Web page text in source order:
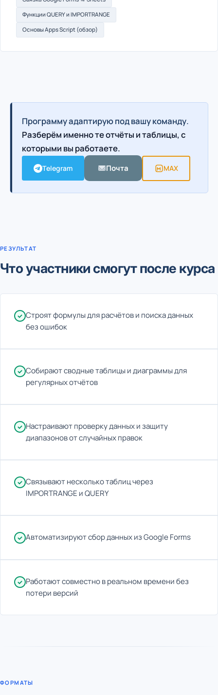
Функции QUERY и IMPORTRANGE
Основы Apps Script (обзор)
Программу адаптирую под вашу команду.
Разберём именно те отчёты и таблицы, с
которыми вы работаете.
Telegram Почта MAX
РЕЗУЛЬТАТ
Что участники смогут после курса
Строят формулы для расчётов и поиска данных
без ошибок
Собирают сводные таблицы и диаграммы для
регулярных отчётов
Настраивают проверку данных и защиту
диапазонов от случайных правок
Связывают несколько таблиц через
IMPORTRANGE и QUERY
Автоматизируют сбор данных из Google Forms
Работают совместно в реальном времени без
потери версий
ФОРМАТЫ